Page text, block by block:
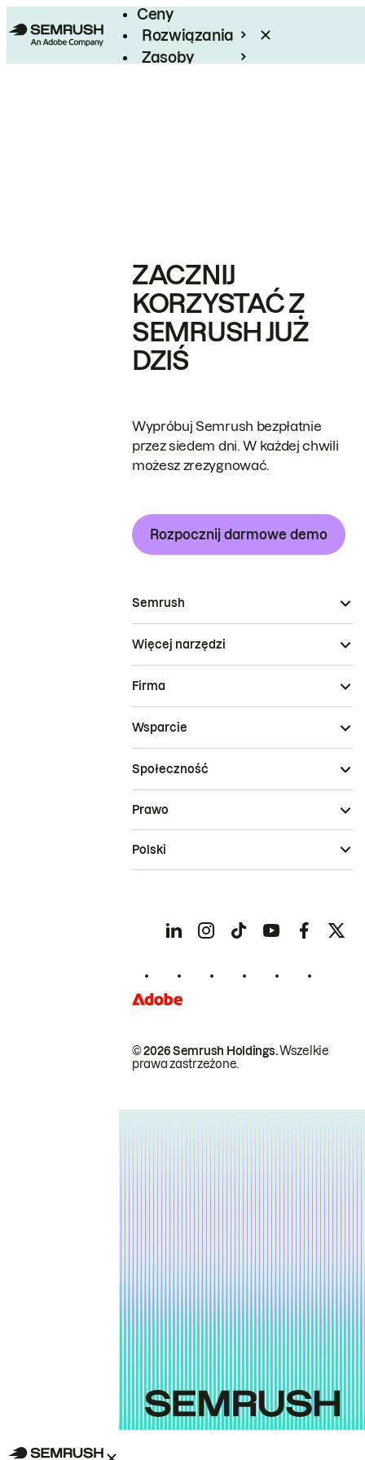
Ceny
Rozwiązania
Zasoby
ZACZNIJ
KORZYSTAĆ Z
SEMRUSH JUŻ
DZIŚ
Wypróbuj Semrush bezpłatnie
przez siedem dni. W każdej chwili
możesz zrezygnować.
Rozpocznij darmowe demo
Semrush
Więcej narzędzi
Firma
Wsparcie
Społeczność
© 2026 Semrush Holdings.Wszelkie
prawa zastrzeżone.
Prawo
Polski